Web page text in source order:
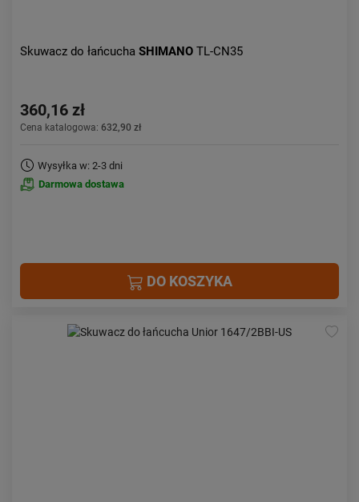
Skuwacz do łańcucha SHIMANO TL-CN35
360,16 zł
Cena katalogowa: 632,90 zł
Wysyłka w: 2-3 dni
Darmowa dostawa
DO KOSZYKA